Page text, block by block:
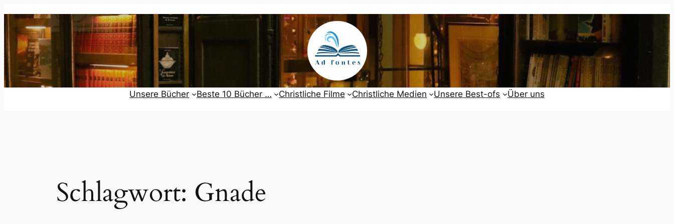
springen
Unsere Bücher Beste 10 Bücher … Christliche Filme Christliche Medien Unsere Best-ofs Über uns
Schlagwort: Gnade